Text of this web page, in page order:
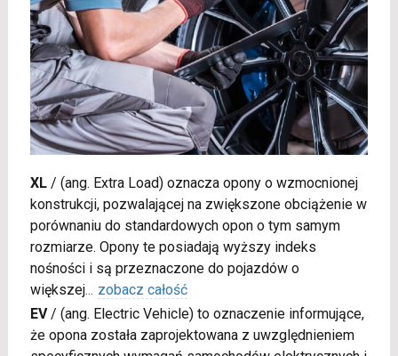
XL/ (ang. Extra Load) oznacza opony o wzmocnionej
konstrukcji, pozwalającej na zwiększone obciążenie w
porównaniu do standardowych opon o tym samym
rozmiarze. Opony te posiadają wyższy indeks
nośności i są przeznaczone do pojazdów o
większej... zobacz całość
EV/ (ang. Electric Vehicle) to oznaczenie informujące,
że opona została zaprojektowana z uwzględnieniem